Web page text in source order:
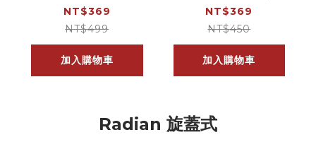
｜多功能層盒搖搖
杯｜珊瑚海灣
NT$369
NT$499
加入購物車
22oz｜多功能層盒
搖搖杯
NT$369
NT$450
加入購物車
Radian 旋蓋式